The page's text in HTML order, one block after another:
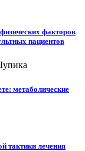
факторов
пациентов
метаболические
тактики лечения